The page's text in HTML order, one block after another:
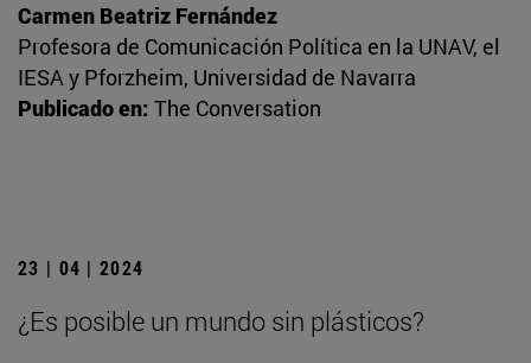
Carmen Beatriz Fernández
Profesora de Comunicación Política en la UNAV, el
IESA y Pforzheim, Universidad de Navarra
Publicado en: The Conversation
23 | 04 | 2024
¿Es posible un mundo sin plásticos?